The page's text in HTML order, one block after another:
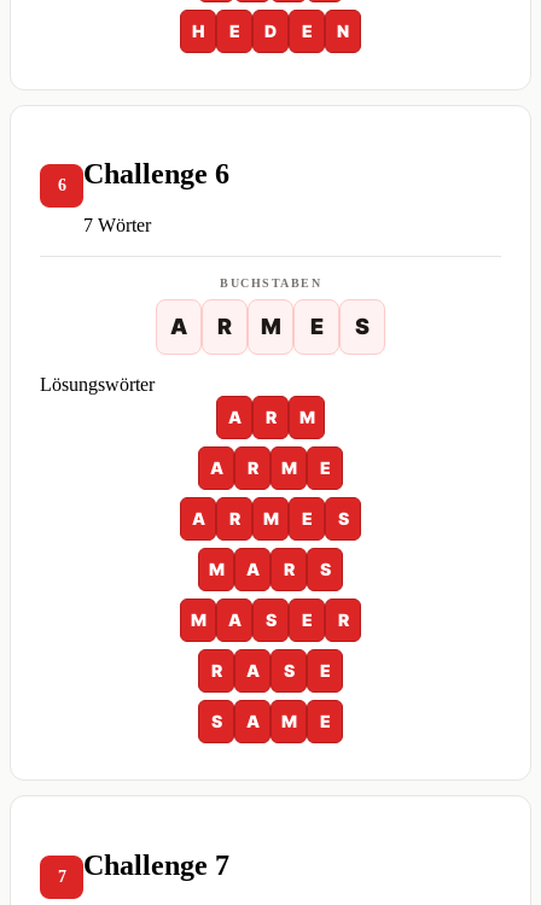
H E D E N
6 Challenge 6
7 Wörter
BUCHSTABEN
A R M E S
Lösungswörter
A
R M
A R M E
A R M E S
M A R S
M A S E R
R A S E
S A M E
7 Challenge 7